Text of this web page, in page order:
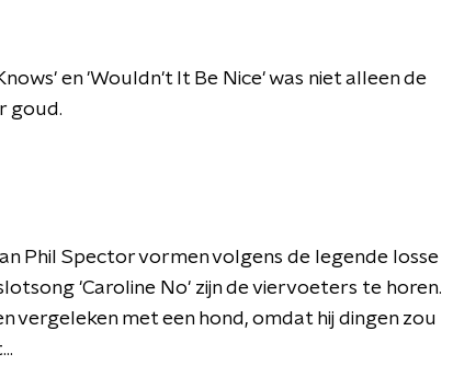
en 'Wouldn't It Be Nice' was niet alleen de
goud.
Phil Spector vormen volgens de legende losse
'Caroline No' zijn de viervoeters te horen.
vergeleken met een hond, omdat hij dingen zou